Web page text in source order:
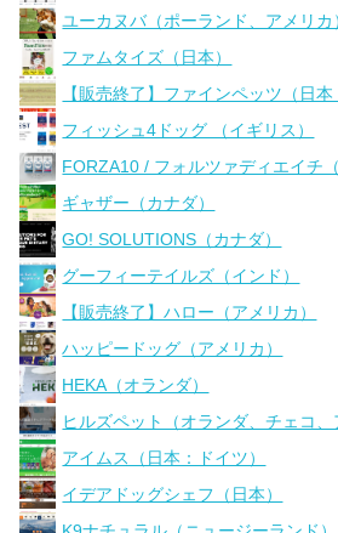
ユーカヌバ（ポーランド、アメリカ
ファムタイズ（日本）
【販売終了】ファインペッツ（日本
フィッシュ4ドッグ （イギリス）
FORZA10 / フォルツァディエイチ
ギャザー（カナダ）
GO! SOLUTIONS（カナダ）
グーフィーテイルズ（インド）
【販売終了】ハロー（アメリカ）
ハッピードッグ（アメリカ）
HEKA（オランダ）
ヒルズペット（オランダ、チェコ、
アイムス（日本：ドイツ）
イデアドッグシェフ（日本）